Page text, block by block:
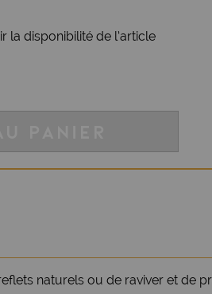
la disponibilité de l’article
naturels ou de raviver et de